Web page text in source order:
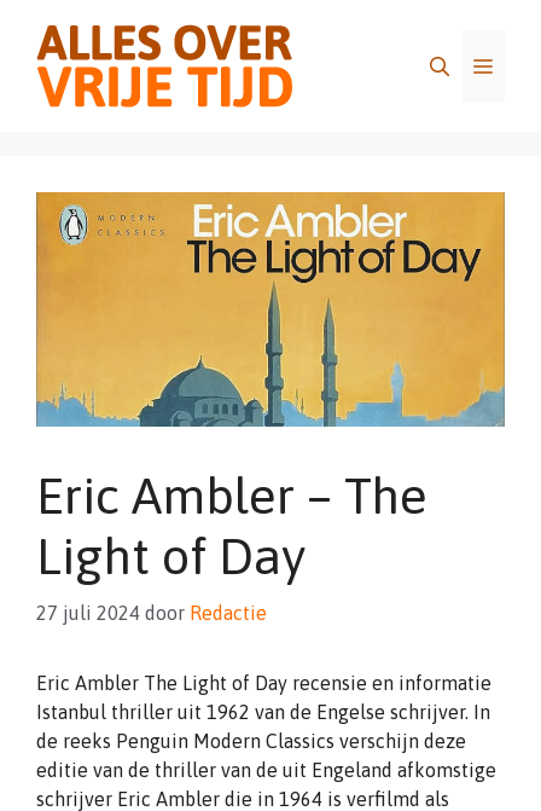
inhoud
Menu
Eric Ambler – The
Light of Day
27 juli 2024 door Redactie
Eric Ambler The Light of Day recensie en informatie
Istanbul thriller uit 1962 van de Engelse schrijver. In
de reeks Penguin Modern Classics verschijn deze
editie van de thriller van de uit Engeland afkomstige
schrijver Eric Ambler die in 1964 is verfilmd als